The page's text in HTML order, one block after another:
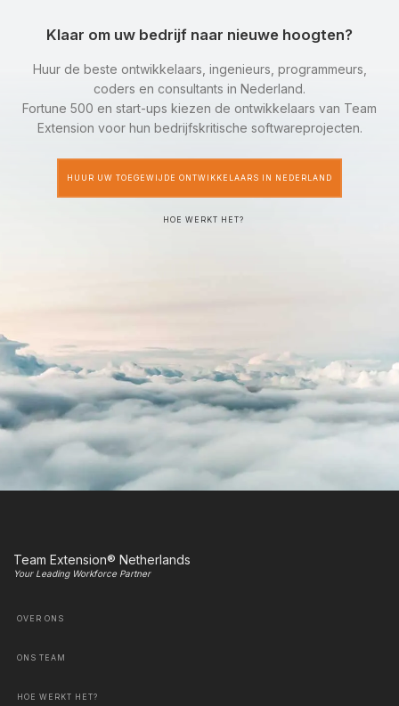
Klaar om uw bedrijf naar nieuwe hoogten?
Huur de beste ontwikkelaars, ingenieurs, programmeurs,
coders en consultants in Nederland.
Fortune 500 en start-ups kiezen de ontwikkelaars van Team
Extension voor hun bedrijfskritische softwareprojecten.
HUUR UW TOEGEWIJDE ONTWIKKELAARS IN NEDERLAND
HOE WERKT HET?
Team Extension® Netherlands
Your Leading Workforce Partner
OVER ONS
ONS TEAM
HOE WERKT HET?